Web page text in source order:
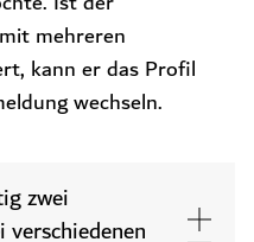
mehreren
kann er das Profil
wechseln.
zwei